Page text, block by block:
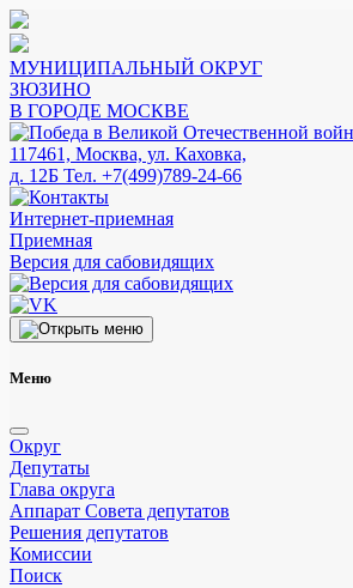
МУНИЦИПАЛЬНЫЙ ОКРУГ
ЗЮЗИНО
В ГОРОДЕ МОСКВЕ
117461, Москва, ул. Каховка,
д. 12Б Тел. +7(499)789-24-66
Интернет-приемная
Приемная
Версия для сабовидящих
Меню
Округ
Депутаты
Глава округа
Аппарат Совета депутатов
Решения депутатов
Комиссии
Поиск